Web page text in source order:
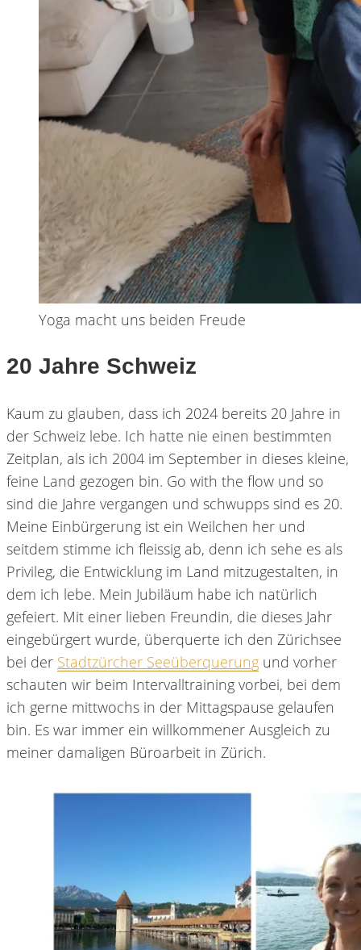
Yoga macht uns beiden Freude
20 Jahre Schweiz
Kaum zu glauben, dass ich 2024 bereits 20 Jahre in
der Schweiz lebe. Ich hatte nie einen bestimmten
Zeitplan, als ich 2004 im September in dieses kleine,
feine Land gezogen bin. Go with the flow und so
sind die Jahre vergangen und schwupps sind es 20.
Meine Einbürgerung ist ein Weilchen her und
seitdem stimme ich fleissig ab, denn ich sehe es als
Privileg, die Entwicklung im Land mitzugestalten, in
dem ich lebe. Mein Jubiläum habe ich natürlich
gefeiert. Mit einer lieben Freundin, die dieses Jahr
eingebürgert wurde, überquerte ich den Zürichsee
bei der Stadtzürcher Seeüberquerung und vorher
schauten wir beim Intervalltraining vorbei, bei dem
ich gerne mittwochs in der Mittagspause gelaufen
bin. Es war immer ein willkommener Ausgleich zu
meiner damaligen Büroarbeit in Zürich.